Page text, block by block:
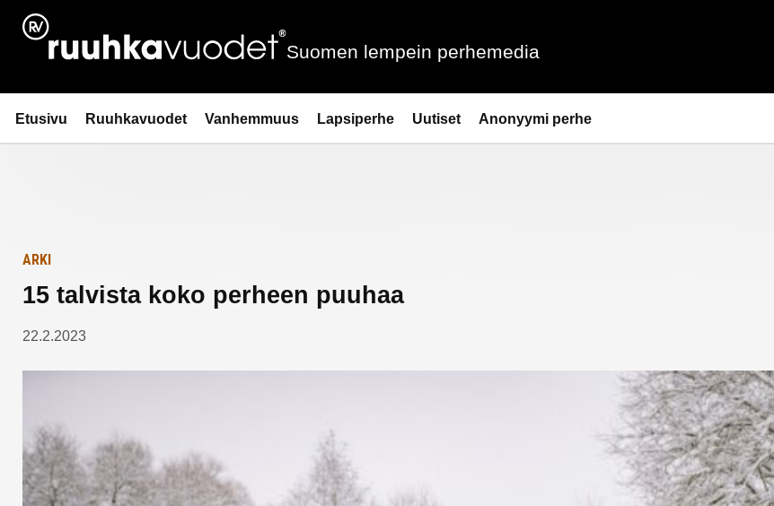
Siirry
sisältöön
Ruuhkavuodet.fi
Suomen lempein perhemedia
Etusivu Ruuhkavuodet Vanhemmuus Lapsiperhe Uutiset Anonyymi perhe
Etusivulle
ARKI
15 talvista koko perheen puuhaa
22.2.2023